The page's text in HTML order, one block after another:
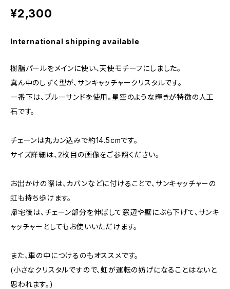
¥2,300
International shipping available
樹脂パールをメインに使い、天使モチーフにしました。
真ん中のしずく型が、サンキャッチャークリスタルです。
一番下は、ブルーサンドを使用。星空のような輝きが特徴の人工
石です。
チェーンは丸カン込みで約14.5cmです。
サイズ詳細は、2枚目の画像をご参照ください。
お出かけの際は、カバンなどに付けることで、サンキャッチャーの
虹も持ち歩けます。
帰宅後は、チェーン部分を伸ばして窓辺や壁にぶら下げて、サンキ
ャッチャーとしてもお使いいただけます。
また、車の中につけるのもオススメです。
(小さなクリスタルですので、虹が運転の妨げになることはないと
思われます。)